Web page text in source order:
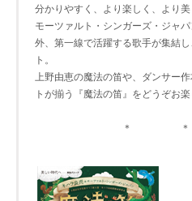
分かりやすく、より楽しく、より美
モーツァルト・シンガーズ・ジャ
外、第一線で活躍する歌手が集結
ト。
上野由恵の魔法の笛や、ダンサー
トが揃う『魔法の笛』をどうぞお楽
＊